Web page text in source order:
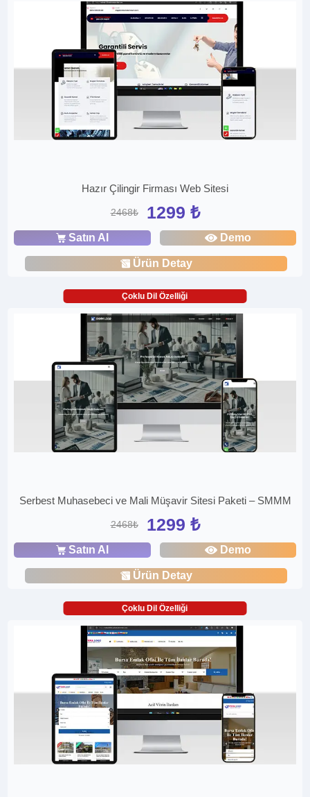
Hazır Çilingir Firması Web Sitesi
2468₺ 1299 ₺
Satın Al Demo
Ürün Detay
Çoklu Dil Özelliği
Serbest Muhasebeci ve Mali Müşavir Sitesi Paketi – SMMM
2468₺ 1299 ₺
Satın Al Demo
Ürün Detay
Çoklu Dil Özelliği